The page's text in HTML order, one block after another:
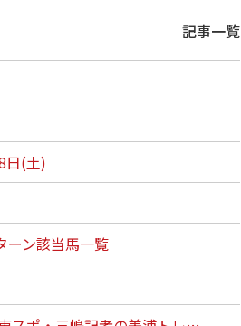
記事一覧
日(土)
ーン該当馬一覧